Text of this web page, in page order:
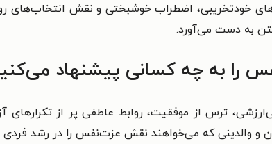
خودتخریبی، اضطراب خوشبختی و نقش
به دست می‌آورد.
به چه کسانی پیشنهاد
ترس از موفقیت، روابط عاطفی پر از تکرارهای
و والدینی که می‌خواهند نقش عزت‌نفس را در رشد فردی